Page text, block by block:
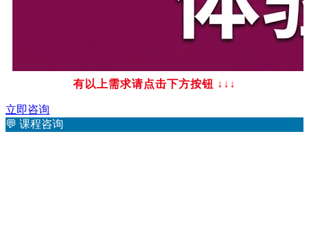
有以上需求请点击下方按钮 ↓↓↓
立即咨询
💬 课程咨询